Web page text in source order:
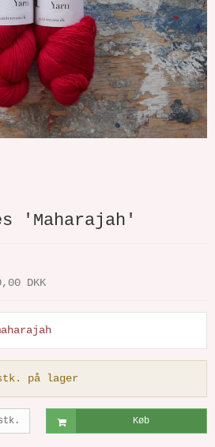
'Maharajah'
DKK
på lager
Køb